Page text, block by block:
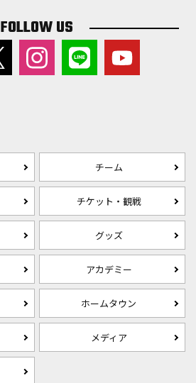
FOLLOW US
チーム
チケット・観戦
グッズ
アカデミー
ホームタウン
メディア